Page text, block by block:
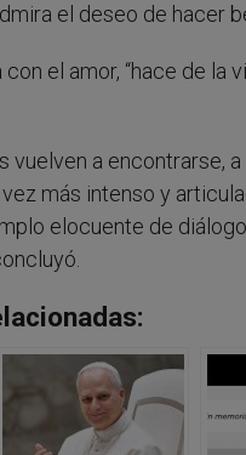
el deseo de hacer
el amor, “hace de la
vuelven a encontrarse,
más intenso y
elocuente de